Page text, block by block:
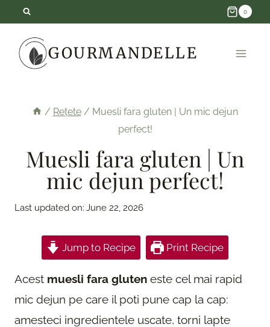
content
0
GOURMANDELLE
/ Rețete / Muesli fara gluten | Un mic dejun
perfect!
Muesli fara gluten | Un
mic dejun perfect!
Last updated on: June 22, 2026
Jump to Recipe Print Recipe
Acest muesli fara gluten este cel mai rapid
mic dejun pe care il poti pune cap la cap:
amesteci ingredientele uscate, torni lapte